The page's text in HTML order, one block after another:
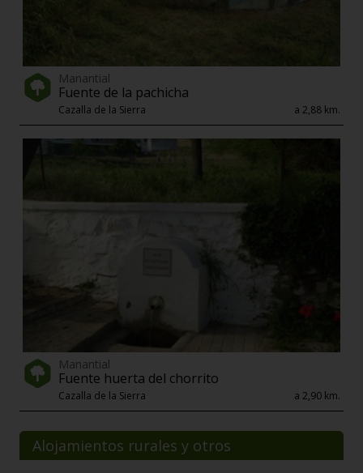
Manantial
Fuente de la pachicha
Cazalla de la Sierra a 2,88 km.
Manantial
Fuente huerta del chorrito
Cazalla de la Sierra a 2,90 km.
Alojamientos rurales y otros